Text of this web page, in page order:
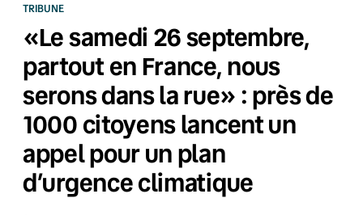
TRIBUNE
«Le samedi 26 septembre,
partout en France, nous
serons dans la rue» : près de
1000 citoyens lancent un
appel pour un plan
d’urgence climatique